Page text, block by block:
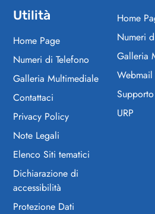
Utilità
Home Page
Numeri di Telefono
Galleria Multimediale
Contattaci
Privacy Policy
Note Legali
Elenco Siti tematici
Dichiarazione di
accessibilità
Protezione Dati
Home
Numeri
Galleria
URP